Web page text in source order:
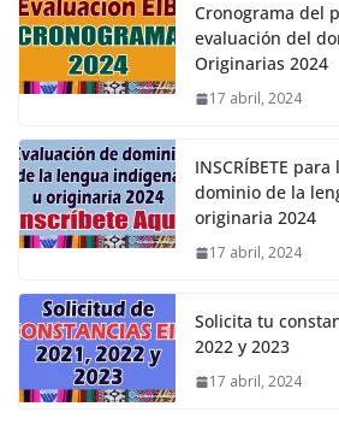
Cronograma del
evaluación del
Originarias 2024
17 abril, 2024
INSCRÍBETE
dominio de la
originaria 2024
17 abril, 2024
Solicita tu
2022 y 2023
17 abril, 2024